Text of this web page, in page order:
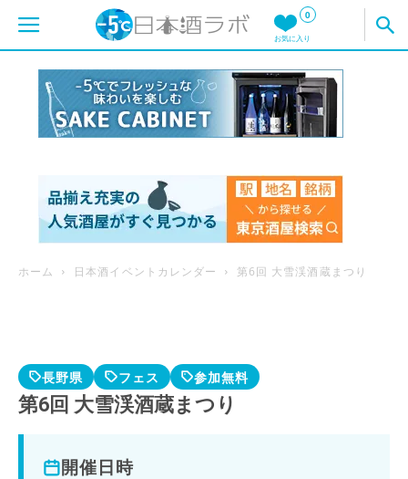
0
お気に入り
ホーム 日本酒イベントカレンダー 第6回 大雪渓酒蔵まつり
長野県 フェス 参加無料
第6回 大雪渓酒蔵まつり
開催日時